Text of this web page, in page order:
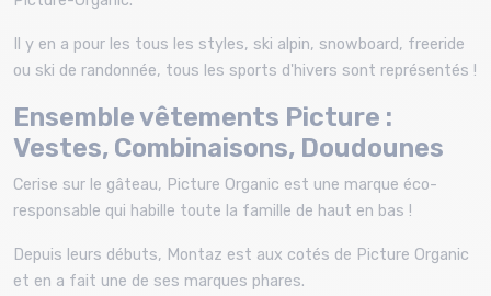
Il y en a pour les tous les styles, ski alpin, snowboard, freeride
ou ski de randonnée, tous les sports d'hivers sont représentés !
Ensemble vêtements Picture :
Vestes, Combinaisons, Doudounes
Cerise sur le gâteau, Picture Organic est une marque éco-
responsable qui habille toute la famille de haut en bas !
Depuis leurs débuts, Montaz est aux cotés de Picture Organic
et en a fait une de ses marques phares.